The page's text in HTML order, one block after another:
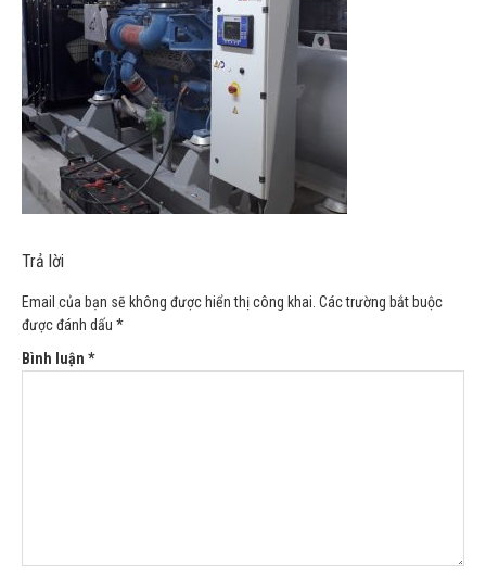
Trả lời
Email của bạn sẽ không được hiển thị công khai. Các trường bắt buộc
được đánh dấu *
Bình luận *